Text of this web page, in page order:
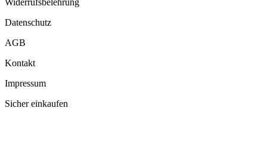
Widerrufsbelehrung
Datenschutz
AGB
Kontakt
Impressum
Sicher einkaufen